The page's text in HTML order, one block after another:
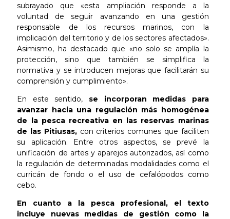
subrayado que «esta ampliación responde a la
voluntad de seguir avanzando en una gestión
responsable de los recursos marinos, con la
implicación del territorio y de los sectores afectados».
Asimismo, ha destacado que «no solo se amplía la
protección, sino que también se simplifica la
normativa y se introducen mejoras que facilitarán su
comprensión y cumplimiento».
En este sentido, se incorporan medidas para
avanzar hacia una regulación más homogénea
de la pesca recreativa en las reservas marinas
de las Pitiusas,con criterios comunes que faciliten
su aplicación. Entre otros aspectos, se prevé la
unificación de artes y aparejos autorizados, así como
la regulación de determinadas modalidades como el
curricán de fondo o el uso de cefalópodos como
cebo.
En cuanto a la pesca profesional, el texto
incluye nuevas medidas de gestión como la